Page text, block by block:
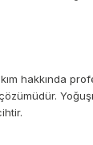
hakkında